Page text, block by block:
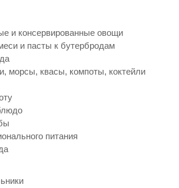
и консервированные овощи
и пасты к бутербродам
морсы, квасы, компоты, коктейли
питания